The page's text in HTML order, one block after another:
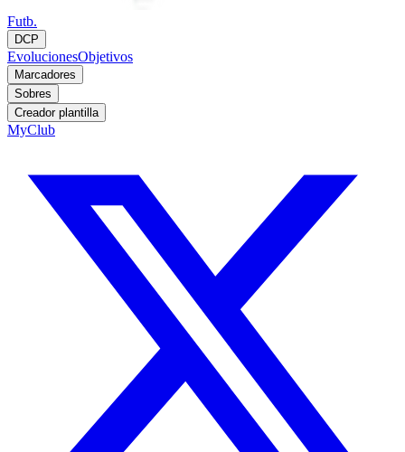
Futb.
DCP
EvolucionesObjetivos
Marcadores
Sobres
Creador plantilla
MyClub